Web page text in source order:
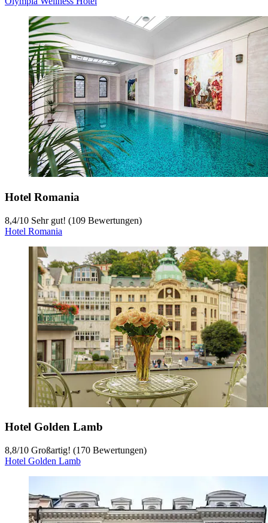
Hotel Romania
8,4/10 Sehr gut! (109 Bewertungen)
Hotel Romania
Hotel Golden Lamb
8,8/10 Großartig! (170 Bewertungen)
Hotel Golden Lamb